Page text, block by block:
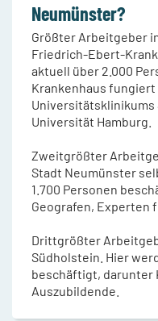
Neumünster?
Größter Arbeitgeber
Friedrich-Ebert-
aktuell über 2.000
Krankenhaus
Universität Hamburg.
Zweitgrößter
Stadt Neumünster
1.700 Personen
Geografen, Experten
Drittgrößter
Südholstein. Hier
beschäftigt, darunter
Auszubildende.